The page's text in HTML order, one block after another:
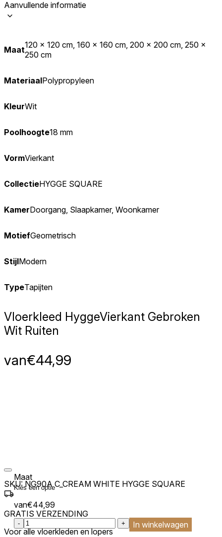
Aanvullende informatie
Maat120 x 120 cm, 160 x 160 cm, 200 x 200 cm, 250 x
250 cm
MateriaalPolypropyleen
KleurWit
Poolhoogte18 mm
VormVierkant
CollectieHYGGE SQUARE
KamerDoorgang, Slaapkamer, Woonkamer
MotiefGeometrisch
StijlModern
TypeTapijten
Vloerkleed HyggeVierkant Gebroken
Wit Ruiten
van€44,99
Maat
van€44,99
:product_name quantity
- + In winkelwagen
SKU: NG90A C_CREAM WHITE HYGGE SQUARE
GRATIS VERZENDING
Voor alle vloerkleden en lopers